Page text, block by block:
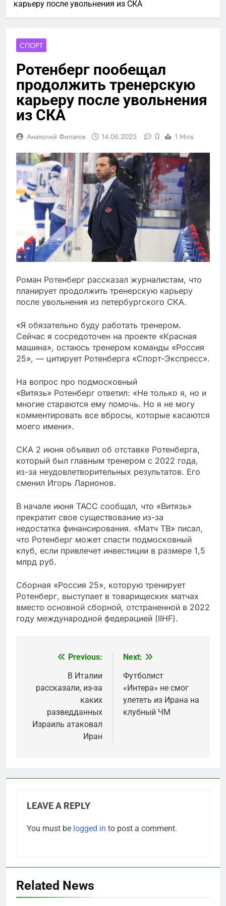
карьеру после увольнения из СКА
СПОРТ
Ротенберг пообещал
продолжить тренерскую
карьеру после увольнения
из СКА
Анатолий Филатов 14.06.2025 0 1 Mins
Роман Ротенберг рассказал журналистам, что
планирует продолжить тренерскую карьеру
после увольнения из петербургского СКА.
«Я обязательно буду работать тренером.
Сейчас я сосредоточен на проекте «Красная
машина», остаюсь тренером команды «Россия
25», — цитирует Ротенберга «Спорт-Экспресс».
На вопрос про подмосковный
«Витязь» Ротенберг ответил: «Не только я, но и
многие стараются ему помочь. Но я не могу
комментировать все вбросы, которые касаются
моего имени».
СКА 2 июня объявил об отставке Ротенберга,
который был главным тренером с 2022 года,
из-за неудовлетворительных результатов. Его
сменил Игорь Ларионов.
В начале июня ТАСС сообщал, что «Витязь»
прекратит свое существование из-за
недостатка финансирования. «Матч ТВ» писал,
что Ротенберг может спасти подмосковный
клуб, если привлечет инвестиции в размере 1,5
млрд руб.
Сборная «Россия 25», которую тренирует
Ротенберг, выступает в товарищеских матчах
вместо основной сборной, отстраненной в 2022
году международной федерацией (IIHF).
navigation
Previous:
В Италии
рассказали, из-за
каких
разведданных
Израиль атаковал
Иран
Next:
Футболист
«Интера» не смог
улететь из Ирана на
клубный ЧМ
LEAVE A REPLY
You must be logged in to post a comment.
Related News